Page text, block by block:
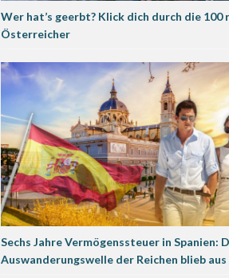
Wer hat’s geerbt? Klick dich durch die 100
Österreicher
Sechs Jahre Vermögenssteuer in Spanien:
Auswanderungswelle der Reichen blieb aus